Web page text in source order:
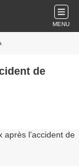
MENU
de